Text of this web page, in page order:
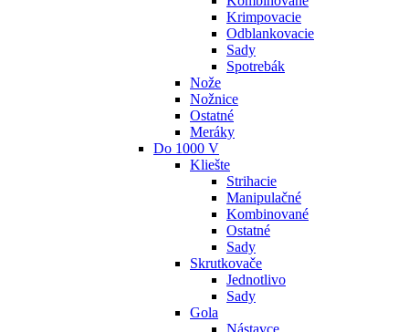
Krimpovacie
Odblankovacie
Sady
Spotrebák
Nože
Nožnice
Ostatné
Meráky
Do 1000 V
Kliešte
Strihacie
Manipulačné
Kombinované
Ostatné
Sady
Skrutkovače
Jednotlivo
Sady
Gola
Nástavce